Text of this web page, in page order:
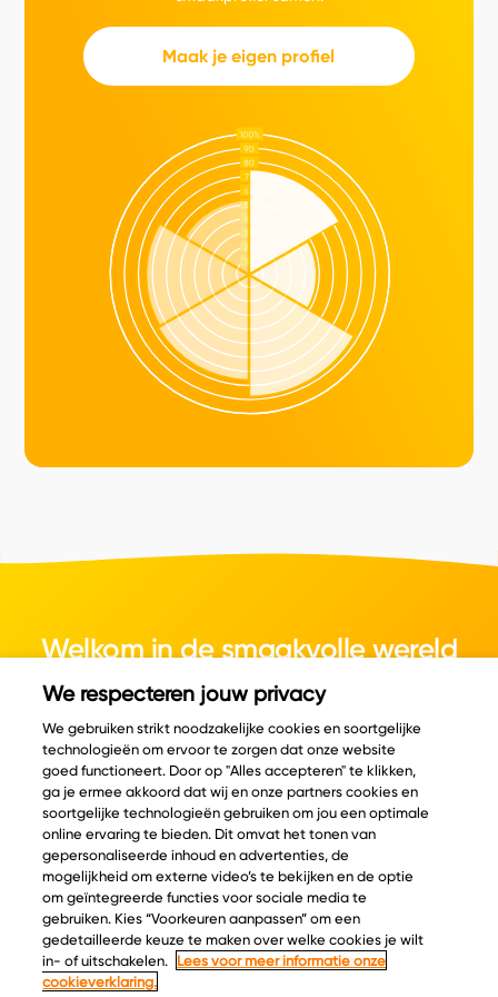
Maak je eigen profiel
Welkom in de smaakvolle wereld
van kaas.
© Copyright 2026 Velder
Inspiratie
Kaascatalogus
Recepten
Kaasplankjes
Informatie
Over ons
Ontdek
Keurmerken
We respecteren jouw privacy
We gebruiken strikt noodzakelijke cookies en soortgelijke
technologieën om ervoor te zorgen dat onze website
goed functioneert. Door op "Alles accepteren" te klikken,
ga je ermee akkoord dat wij en onze partners cookies en
soortgelijke technologieën gebruiken om jou een optimale
online ervaring te bieden. Dit omvat het tonen van
gepersonaliseerde inhoud en advertenties, de
mogelijkheid om externe video’s te bekijken en de optie
om geïntegreerde functies voor sociale media te
gebruiken. Kies “Voorkeuren aanpassen” om een
gedetailleerde keuze te maken over welke cookies je wilt
in- of uitschakelen.
Lees voor meer informatie onze
cookieverklaring.